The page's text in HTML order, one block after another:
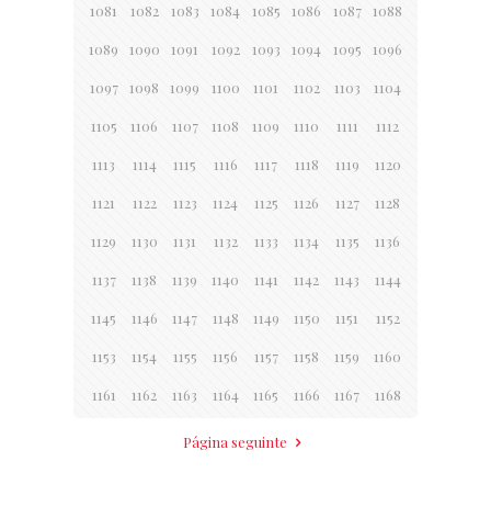
1081 1082 1083 1084 1085 1086 1087 1088
1089 1090 1091 1092 1093 1094 1095 1096
1097 1098 1099 1100 1101 1102 1103 1104
1105 1106 1107 1108 1109 1110 1111 1112
1113 1114 1115 1116 1117 1118 1119 1120
1121 1122 1123 1124 1125 1126 1127 1128
1129 1130 1131 1132 1133 1134 1135 1136
1137 1138 1139 1140 1141 1142 1143 1144
1145 1146 1147 1148 1149 1150 1151 1152
1153 1154 1155 1156 1157 1158 1159 1160
1161 1162 1163 1164 1165 1166 1167 1168
Página seguinte